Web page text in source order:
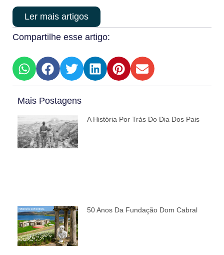
Ler mais artigos
Compartilhe esse artigo:
Mais Postagens
A História Por Trás Do Dia Dos Pais
50 Anos Da Fundação Dom Cabral